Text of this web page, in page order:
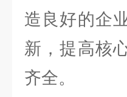
造良好的企
新，提高核
齐全。